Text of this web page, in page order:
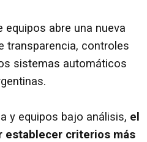
equipos abre una nueva
transparencia, controles
sistemas automáticos
y equipos bajo análisis, el
establecer criterios más